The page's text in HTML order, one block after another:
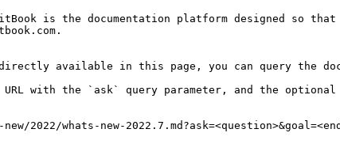
is the documentation platform designed so
available in this page, you can query the
URL with the `ask` query parameter, and the
2022/whats-new-